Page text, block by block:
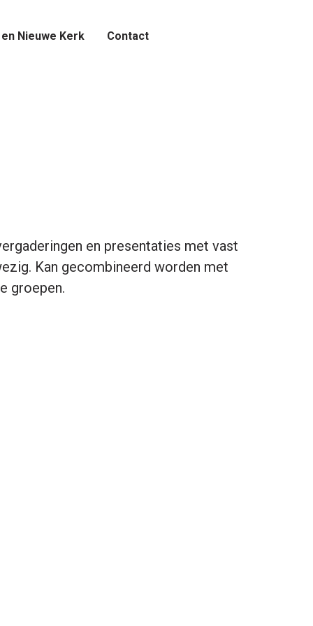
Nieuwe Kerk Contact
en presentaties met vast
Kan gecombineerd worden met
groepen.